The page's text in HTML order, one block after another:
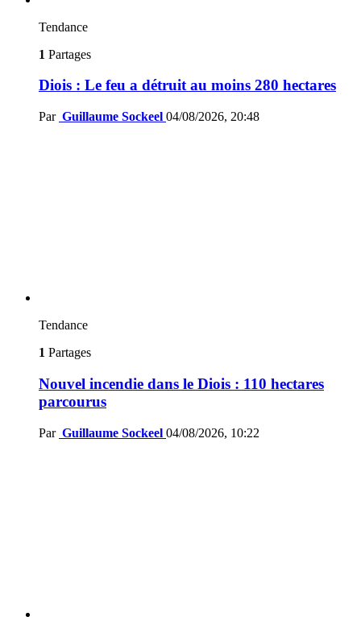
Tendance
1 Partages
Diois : Le feu a détruit au moins 280 hectares
Par Guillaume Sockeel 04/08/2026, 20:48
Tendance
1 Partages
Nouvel incendie dans le Diois : 110 hectares
parcourus
Par Guillaume Sockeel 04/08/2026, 10:22